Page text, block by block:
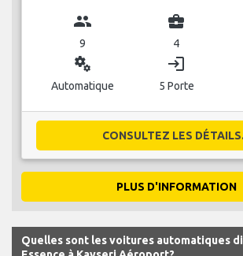
group
9
business_center
4
miscellaneous_services
Automatique
login
5 Porte
CONSULTEZ LES
PLUS D'INFORMATION
Quelles sont les voitures automatiques